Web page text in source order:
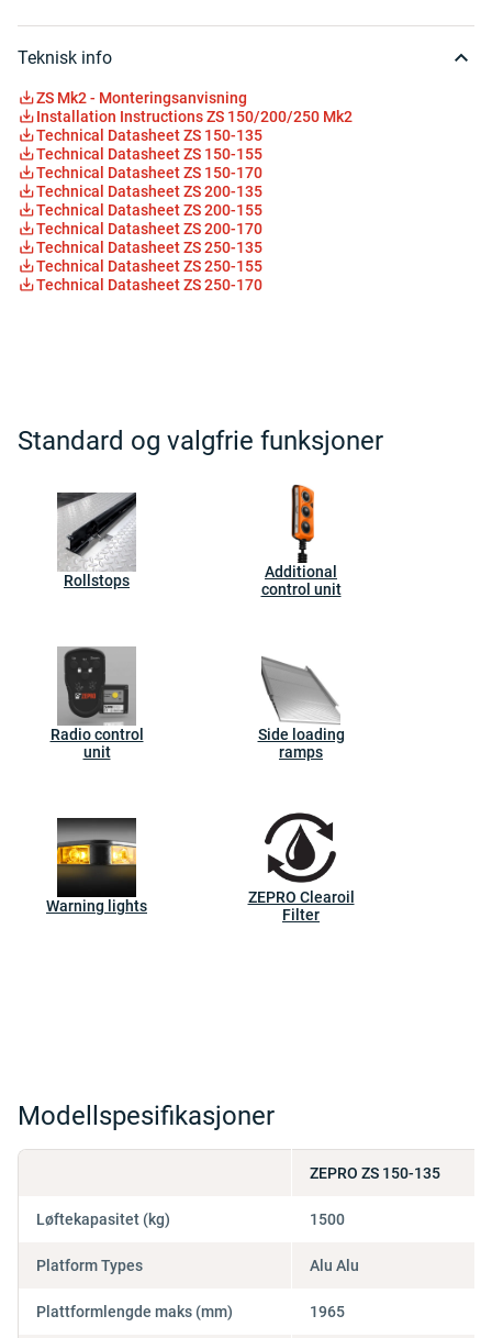
Teknisk info
ZS Mk2 - Monteringsanvisning
Installation Instructions ZS 150/200/250 Mk2
Technical Datasheet ZS 150-135
Technical Datasheet ZS 150-155
Technical Datasheet ZS 150-170
Technical Datasheet ZS 200-135
Technical Datasheet ZS 200-155
Technical Datasheet ZS 200-170
Technical Datasheet ZS 250-135
Technical Datasheet ZS 250-155
Technical Datasheet ZS 250-170
Standard og valgfrie funksjoner
Rollstops
Additional
control unit
Radio control
unit
Side loading
ramps
Warning lights
ZEPRO Clearoil
Filter
Modellspesifikasjoner
Løftekapasitet (kg)
Platform Types
Plattformlengde maks (mm)
ZEPRO ZS 150-135
1500
Alu Alu
1965